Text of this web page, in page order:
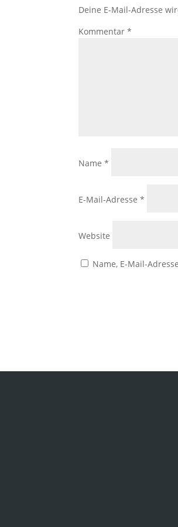
Deine E-Mail-Adresse
Kommentar*
Name*
E-Mail-Adresse*
Website
Name, E-Mail-